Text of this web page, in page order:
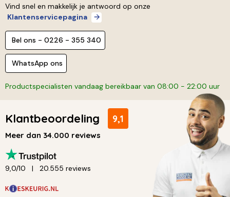
Vind snel en makkelijk je antwoord op onze
Klantenservicepagina
Bel ons - 0226 - 355 340
WhatsApp ons
Productspecialisten vandaag bereikbaar van 08:00 - 22:00 uur
Klantbeoordeling 9,1
Meer dan 34.000 reviews
9,0/10 20.555 reviews